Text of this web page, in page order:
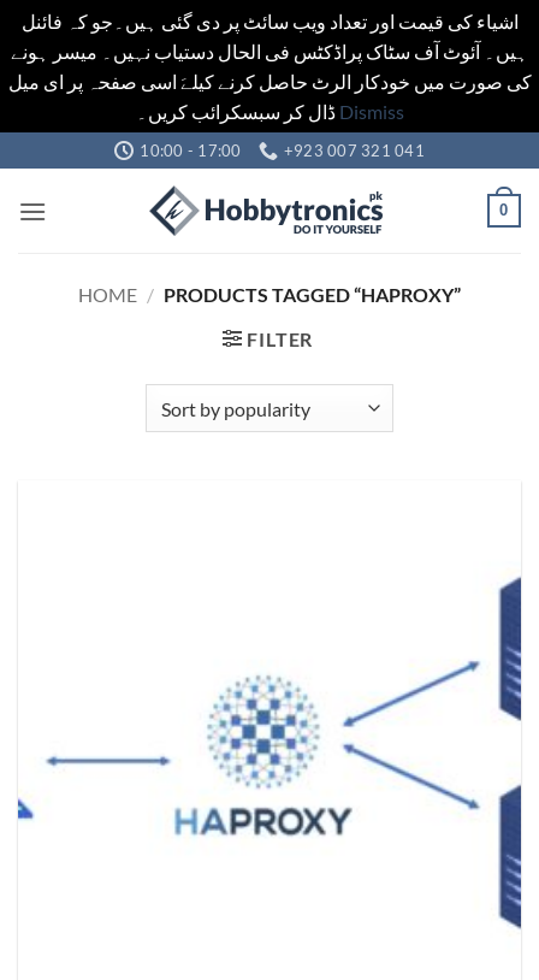
اشیاء کی قیمت اور تعداد ویب سائٹ پر دی گئی ہیں۔جو کہ فائنل
ہیں۔ آئوٹ آف سٹاک پراڈکٹس فی الحال دستیاب نہیں۔ میسر ہونے
کی صورت میں خودکار الرٹ حاصل کرنے کیلےَ اسی صفحہ پر ای میل
ڈال کر سبسکرائب کریں۔ Dismiss
to
content
10:00 - 17:00 +923 007 321 041
0
HOME / PRODUCTS TAGGED “HAPROXY”
FILTER